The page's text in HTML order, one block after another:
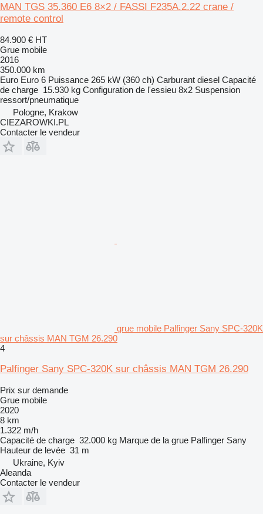
MAN TGS 35.360 E6 8×2 / FASSI F235A.2.22 crane /
remote control
84.900 € HT
Grue mobile
2016
350.000 km
Euro Euro 6 Puissance 265 kW (360 ch) Carburant diesel Capacité
de charge 15.930 kg Configuration de l'essieu 8x2 Suspension
ressort/pneumatique
Pologne, Krakow
CIEZAROWKI.PL
Contacter le vendeur
grue mobile Palfinger Sany SPC-320K
sur châssis MAN TGM 26.290
4
Palfinger Sany SPC-320K sur châssis MAN TGM 26.290
Prix sur demande
Grue mobile
2020
8 km
1.322 m/h
Capacité de charge 32.000 kg Marque de la grue Palfinger Sany
Hauteur de levée 31 m
Ukraine, Kyiv
Aleanda
Contacter le vendeur